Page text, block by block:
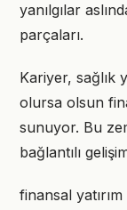
yanılgılar
parçaları.
Kariyer, sağlık
olursa olsun
sunuyor. Bu
bağlantılı
finansal